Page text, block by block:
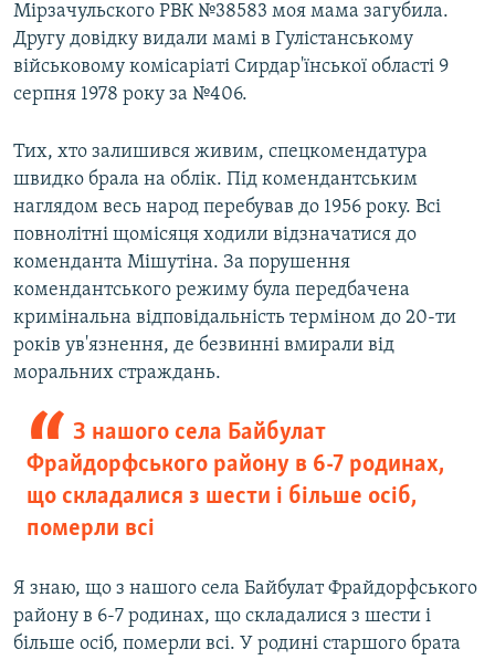
Мірзачульского РВК №38583 моя мама загубила.
Другу довідку видали мамі в Гулістанському
військовому комісаріаті Сирдар'їнської області 9
серпня 1978 року за №406.
Тих, хто залишився живим, спецкомендатура
швидко брала на облік. Під комендантським
наглядом весь народ перебував до 1956 року. Всі
повнолітні щомісяця ходили відзначатися до
коменданта Мішутіна. За порушення
комендантського режиму була передбачена
кримінальна відповідальність терміном до 20-ти
років ув'язнення, де безвинні вмирали від
моральних страждань.
З нашого села Байбулат
Фрайдорфського району в 6-7 родинах,
що складалися з шести і більше осіб,
померли всі
Я знаю, що з нашого села Байбулат Фрайдорфського
району в 6-7 родинах, що складалися з шести і
більше осіб, померли всі. У родині старшого брата